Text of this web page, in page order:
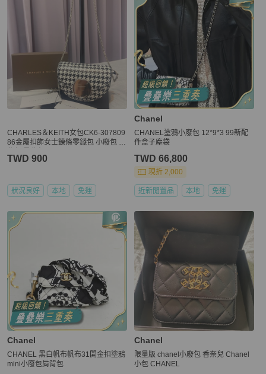
CHARLES＆KEITH女包CK6-307809
86金屬扣飾女士錬條零錢包 小廢包 斜
TWD 900
狀況良好 本地 免運
Chanel
CHANEL塗鴉小廢包 12*9*3 99新配
件盒子塵袋
TWD 66,800
現折 2,000
近新閒置品 本地 免運
Chanel
CHANEL 黑白帆布帆布31開金扣塗鴉
mini小廢包肩背包
Chanel
限量版 chanel小廢包 香奈兒 Chanel
小包 CHANEL